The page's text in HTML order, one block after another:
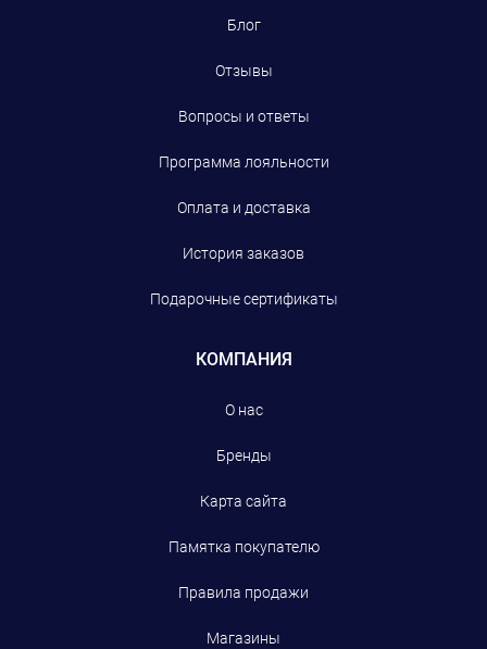
Блог
Отзывы
Вопросы и ответы
Программа лояльности
Оплата и доставка
История заказов
Подарочные сертификаты
КОМПАНИЯ
О нас
Бренды
Карта сайта
Памятка покупателю
Правила продажи
Магазины